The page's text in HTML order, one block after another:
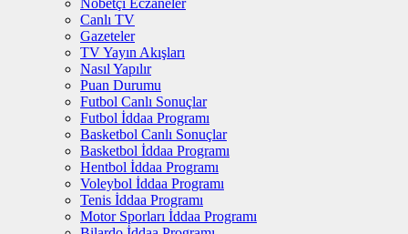
Nöbetçi Eczaneler
Canlı TV
Gazeteler
TV Yayın Akışları
Nasıl Yapılır
Puan Durumu
Futbol Canlı Sonuçlar
Futbol İddaa Programı
Basketbol Canlı Sonuçlar
Basketbol İddaa Programı
Hentbol İddaa Programı
Voleybol İddaa Programı
Tenis İddaa Programı
Motor Sporları İddaa Programı